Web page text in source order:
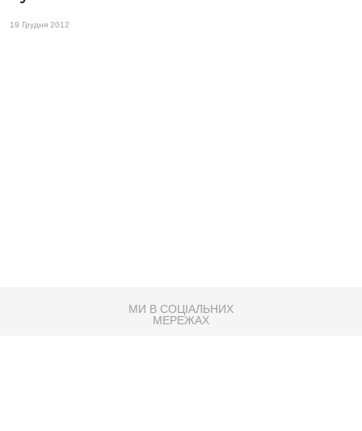
19 Грудня 2012
МИ В СОЦІАЛЬНИХ
МЕРЕЖАХ